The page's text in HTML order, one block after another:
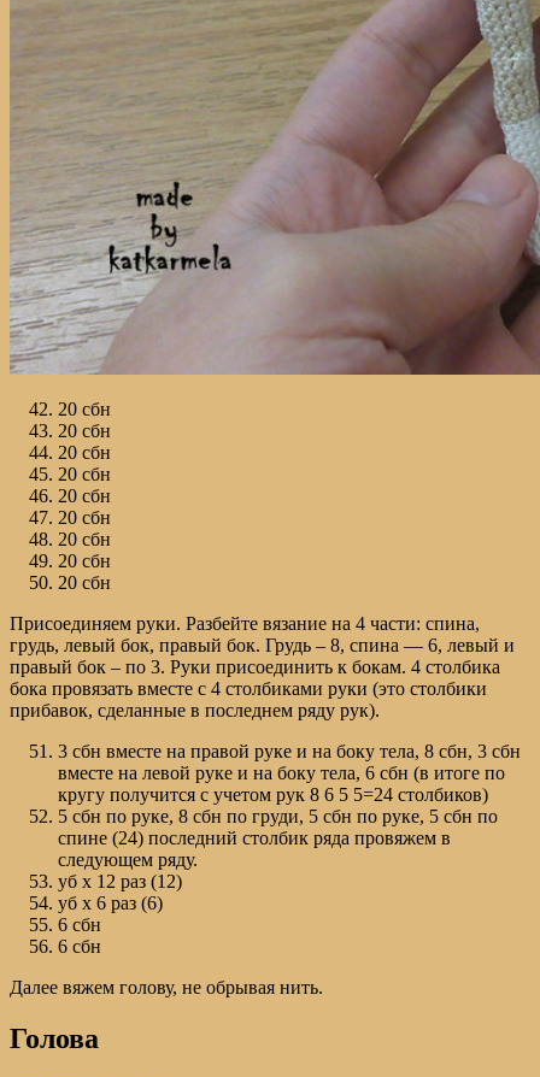
20 сбн
20 сбн
20 сбн
20 сбн
20 сбн
20 сбн
20 сбн
20 сбн
20 сбн
Присоединяем руки. Разбейте вязание на 4 части: спина,
грудь, левый бок, правый бок. Грудь – 8, спина — 6, левый и
правый бок – по 3. Руки присоединить к бокам. 4 столбика
бока провязать вместе с 4 столбиками руки (это столбики
прибавок, сделанные в последнем ряду рук).
3 сбн вместе на правой руке и на боку тела, 8 сбн, 3 сбн
вместе на левой руке и на боку тела, 6 сбн (в итоге по
кругу получится с учетом рук 8 6 5 5=24 столбиков)
5 сбн по руке, 8 сбн по груди, 5 сбн по руке, 5 сбн по
спине (24) последний столбик ряда провяжем в
следующем ряду.
уб х 12 раз (12)
уб х 6 раз (6)
6 сбн
6 сбн
Далее вяжем голову, не обрывая нить.
Голова